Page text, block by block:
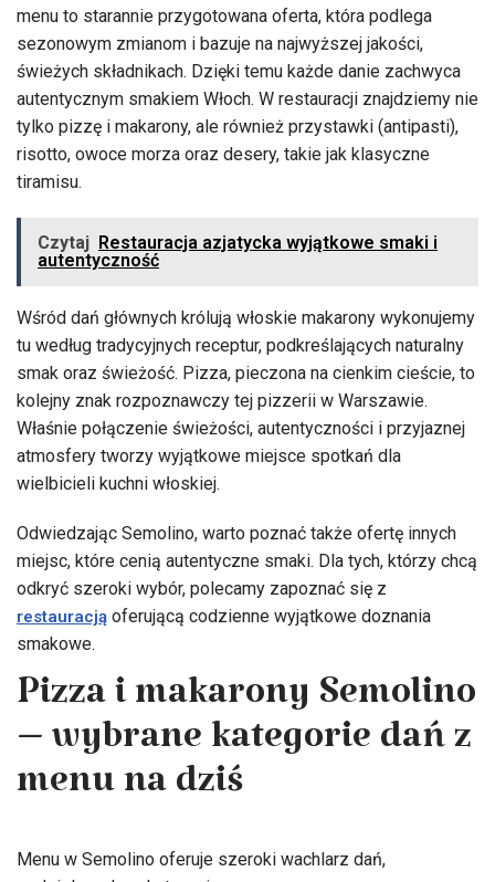
menu to starannie przygotowana oferta, która podlega
sezonowym zmianom i bazuje na najwyższej jakości,
świeżych składnikach. Dzięki temu każde danie zachwyca
autentycznym smakiem Włoch. W restauracji znajdziemy nie
tylko pizzę i makarony, ale również przystawki (antipasti),
risotto, owoce morza oraz desery, takie jak klasyczne
tiramisu.
Czytaj Restauracja azjatycka wyjątkowe smaki i
autentyczność
Wśród dań głównych królują włoskie makarony wykonujemy
tu według tradycyjnych receptur, podkreślających naturalny
smak oraz świeżość. Pizza, pieczona na cienkim cieście, to
kolejny znak rozpoznawczy tej pizzerii w Warszawie.
Właśnie połączenie świeżości, autentyczności i przyjaznej
atmosfery tworzy wyjątkowe miejsce spotkań dla
wielbicieli kuchni włoskiej.
Odwiedzając Semolino, warto poznać także ofertę innych
miejsc, które cenią autentyczne smaki. Dla tych, którzy chcą
odkryć szeroki wybór, polecamy zapoznać się z
restauracją oferującą codzienne wyjątkowe doznania
smakowe.
Pizza i makarony Semolino
– wybrane kategorie dań z
menu na dziś
Menu w Semolino oferuje szeroki wachlarz dań,